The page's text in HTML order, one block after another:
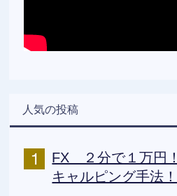
人気の投稿
FX ２分で１万円
キャルピング手法